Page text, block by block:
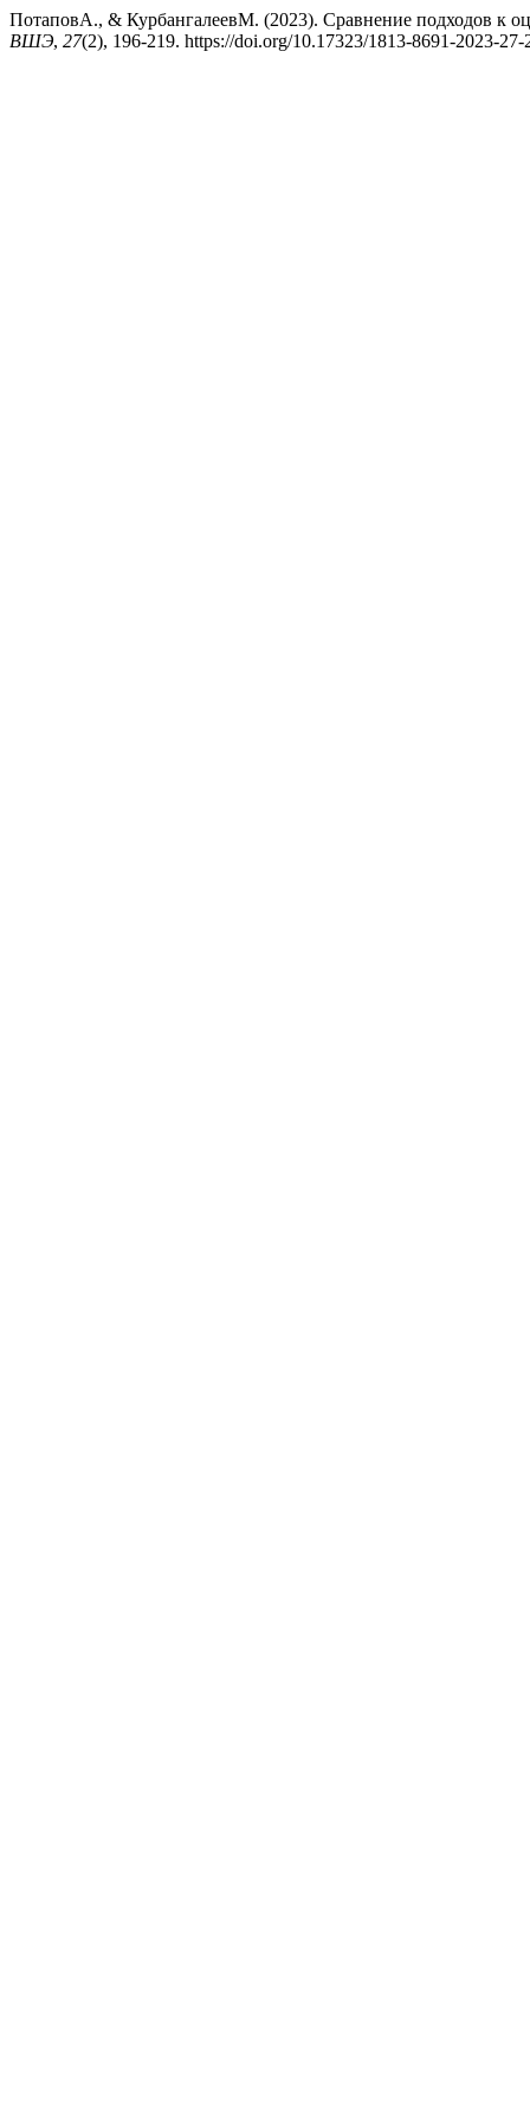
ПотаповА., & КурбангалеевМ. (2023). Сравнение подходов к
ВШЭ, 27(2), 196-219. https://doi.org/10.17323/1813-8691-2023-27-